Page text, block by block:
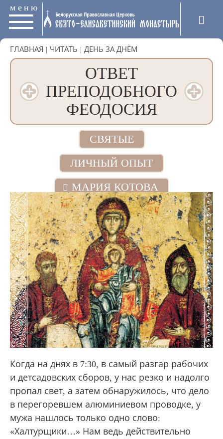
меню
ГЛАВНАЯ | ЧИТАТЬ | ДЕНЬ ЗА ДНЁМ
ОТВЕТ
ПРЕПОДОБНОГО
ФЕОДОСИЯ
СВЯТЫЕ
ЛИЧНЫЙ ОПЫТ
МАРИЯ КОТОВА
Когда на днях в 7:30, в самый разгар рабочих
и детсадовских сборов, у нас резко и надолго
пропал свет, а затем обнаружилось, что дело
в перегоревшем алюминиевом проводке, у
мужа нашлось только одно слово:
«Халтурщики…» Нам ведь действительно